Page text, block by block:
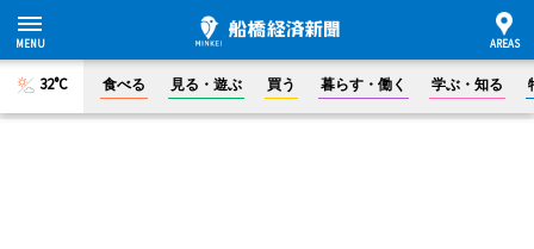
32°C 食べる 見る・遊ぶ 買う 暮らす・働く 学ぶ・知る